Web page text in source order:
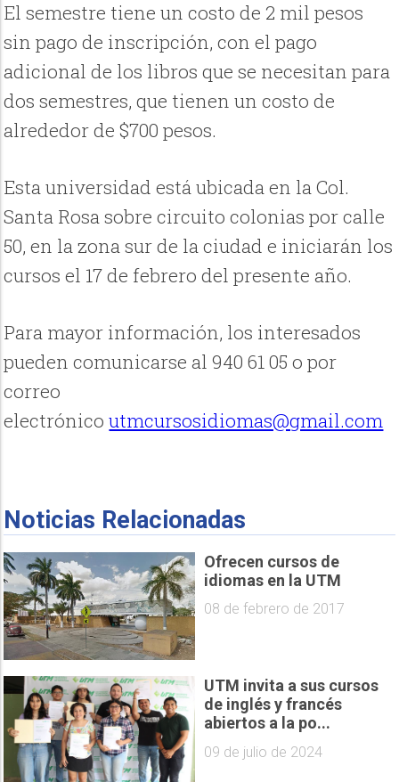
El semestre tiene un costo de 2 mil pesos
sin pago de inscripción, con el pago
adicional de los libros que se necesitan para
dos semestres, que tienen un costo de
alrededor de $700 pesos.
Esta universidad está ubicada en la Col.
Santa Rosa sobre circuito colonias por calle
50, en la zona sur de la ciudad e iniciarán los
cursos el 17 de febrero del presente año.
Para mayor información, los interesados
pueden comunicarse al 940 61 05 o por
correo
electrónicoutmcursosidiomas@gmail.com
Noticias Relacionadas
Ofrecen cursos de
idiomas en la UTM
08 de febrero de 2017
UTM invita a sus cursos
de inglés y francés
abiertos a la po...
09 de julio de 2024